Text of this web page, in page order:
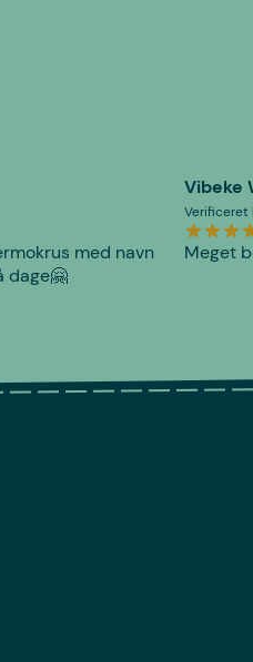
med navn
dage🤗
Vibeke
Meget